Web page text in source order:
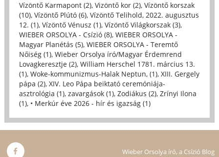
Vízöntő Karmapont (2), Vizöntő kor (2), Vízöntő korszak
(10), Vízöntő Plútó (6), Vízöntő Telihold, 2022. augusztus
12. (1), Vízöntő Vénusz (1), Vízöntő Világkorszak (3),
WIEBER ORSOLYA - Csízió (8), WIEBER ORSOLYA -
Magyar Planétás (5), WIEBER ORSOLYA - Teremtő
Nőiség (1), Wieber Orsolya író/Magyar Érdemrend
Lovagkeresztje (2), William Herschel 1781. március 13.
(1), Woke-kommunizmus-Halak Neptun, (1), XIII. Gergely
pápa (2), XIV. Leo Pápa beiktató ceremóniája-
asztrológia (1), zavargások (1), Zodiákus (2), Zrínyi Ilona
(1), • Merkúr éve 2026 - hír és igazság (1)
Wieber Orsolya író, a Csízió Blog